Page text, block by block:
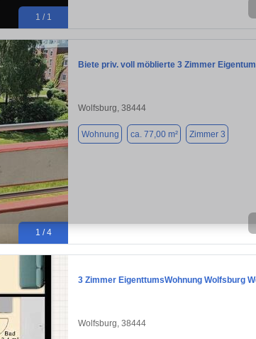
1 / 1
1 / 4
Biete priv. voll möblierte 3 Zimmer
Wolfsburg, 38444
Wohnung ca. 77,00 m² Zimmer 3
3 Zimmer EigenttumsWohnung Wolfsburg
Wolfsburg, 38444